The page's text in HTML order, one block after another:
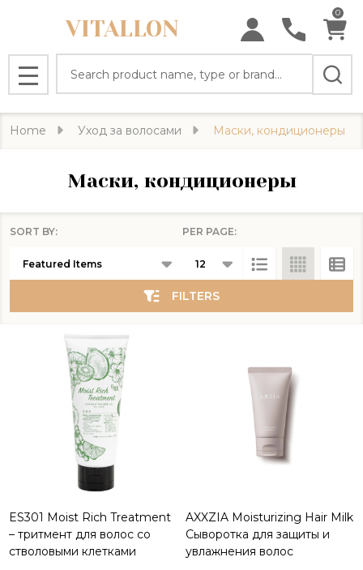
VITALLON
0
MENU
Home Уход за волосами Маски, кондиционеры
Маски, кондиционеры
List
SORT BY: PER PAGE:
FILTERS
ES301 Moist Rich Treatment
– тритмент для волос со
стволовыми клетками
AXXZIA Moisturizing Hair Milk
Сыворотка для защиты и
увлажнения волос